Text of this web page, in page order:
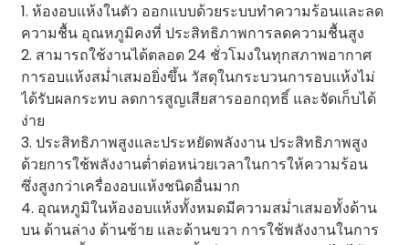
1. ห้องอบแห้งในตัว ออกแบบด้วยระบบทำความร้อนและลด
ความชื้น อุณหภูมิคงที่ ประสิทธิภาพการลดความชื้นสูง
2. สามารถใช้งานได้ตลอด 24 ชั่วโมงในทุกสภาพอากาศ
การอบแห้งสม่ำเสมอยิ่งขึ้น วัสดุในกระบวนการอบแห้งไม่
ได้รับผลกระทบ ลดการสูญเสียสารออกฤทธิ์ และจัดเก็บได้
ง่าย
3. ประสิทธิภาพสูงและประหยัดพลังงาน ประสิทธิภาพสูง
ด้วยการใช้พลังงานต่ำต่อหน่วยเวลาในการให้ความร้อน
ซึ่งสูงกว่าเครื่องอบแห้งชนิดอื่นมาก
4. อุณหภูมิในห้องอบแห้งทั้งหมดมีความสม่ำเสมอทั้งด้าน
บน ด้านล่าง ด้านซ้าย และด้านขวา การใช้พลังงานในการ